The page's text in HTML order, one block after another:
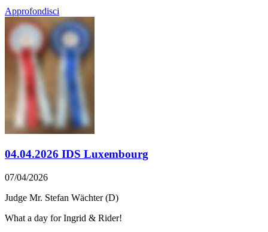
Approfondisci
04.04.2026 IDS Luxembourg
07/04/2026
Judge Mr. Stefan Wächter (D)
What a day for Ingrid & Rider!